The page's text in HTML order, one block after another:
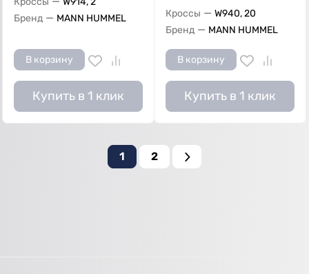
Бренд — MANN HUMMEL
В корзину
Купить в 1 клик
Кроссы — W940, 20
Бренд — MANN HUMMEL
В корзину
Купить в 1 клик
1 2